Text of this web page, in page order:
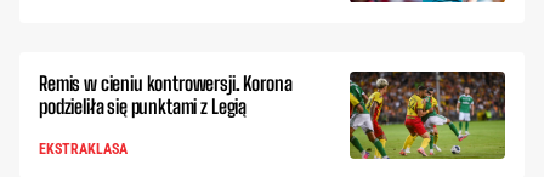
Remis w cieniu kontrowersji. Korona
podzieliła się punktami z Legią
EKSTRAKLASA